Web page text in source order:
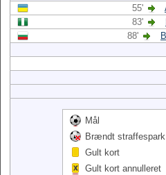
55'
83'
88'
Mål
Brændt straffespark
Gult kort
Gult kort annulleret